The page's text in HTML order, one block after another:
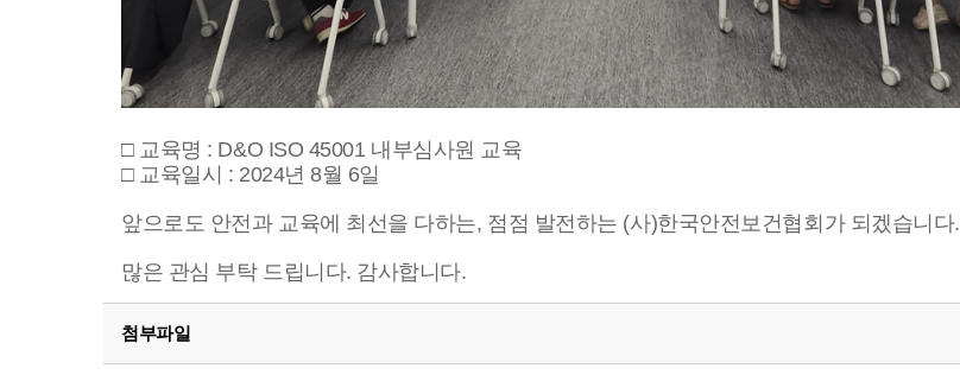
□ 교육명 : D&O ISO 45001 내부심사원 교육
□ 교육일시 : 2024년 8월 6일
앞으로도 안전과 교육에 최선을 다하는, 점점 발전하는 (사)한국안전보건협회가 되겠습니다.
많은 관심 부탁 드립니다. 감사합니다.
첨부파일